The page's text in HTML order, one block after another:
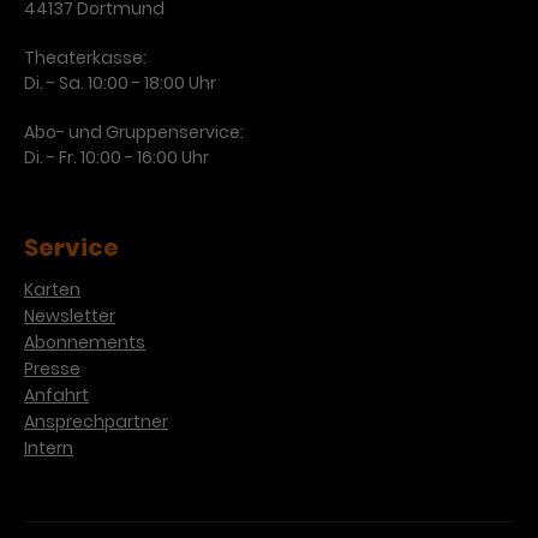
44137 Dortmund
Theaterkasse:
Di. - Sa. 10:00 - 18:00 Uhr
Abo- und Gruppenservice:
Di. - Fr. 10:00 - 16:00 Uhr
Service
Karten
Newsletter
Abonnements
Presse
Anfahrt
Ansprechpartner
Intern